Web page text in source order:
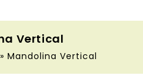
Vertical
» Mandolina Vertical